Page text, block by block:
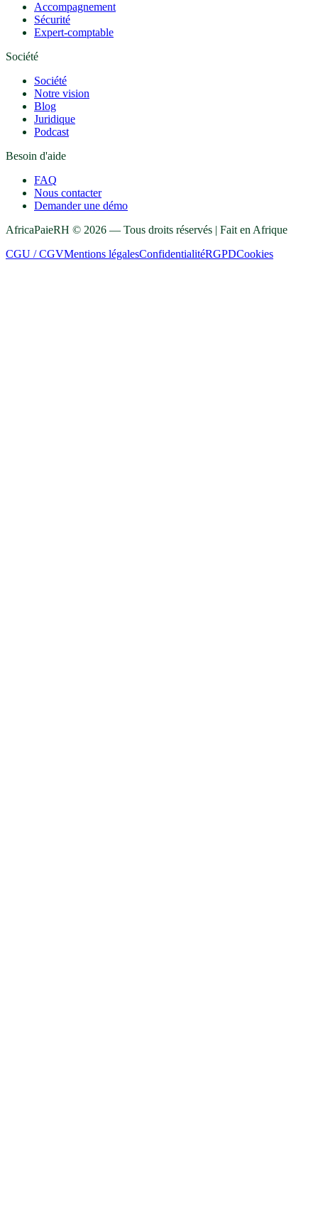
Accompagnement
Sécurité
Expert-comptable
Société
Société
Notre vision
Blog
Juridique
Podcast
Besoin d'aide
FAQ
Nous contacter
Demander une démo
AfricaPaieRH © 2026 — Tous droits réservés | Fait en Afrique
CGU / CGVMentions légalesConfidentialitéRGPDCookies